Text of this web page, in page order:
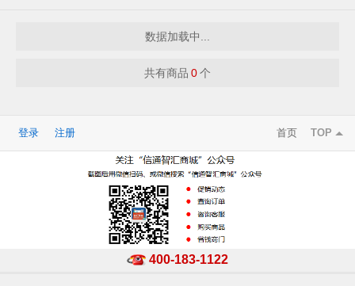
数据加载中...
共有商品 0个
登录 注册 首页 TOP
400-183-1122